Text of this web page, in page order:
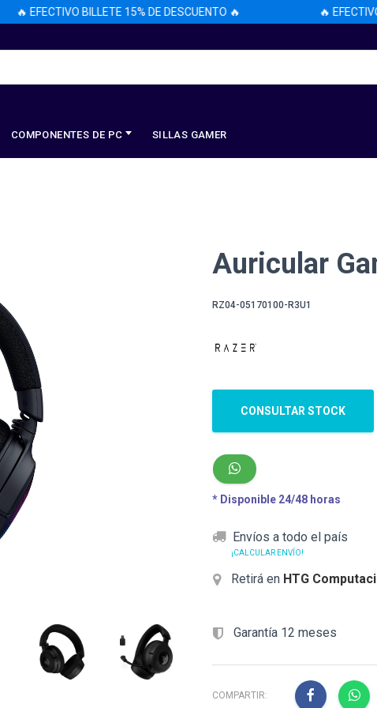
🔥 EFECTIVO BILLETE 15% DE DESCUENTO 🔥 🔥 EFECTIVO
COMPONENTES DE PC SILLAS GAMER
Auricular
RZ04-05170100-R3U1
CONSULTAR STOCK
* Disponible 24/48 horas
Envíos a todo el país
¡CALCULAR ENVÍO!
Retirá en HTG
Garantía 12 meses
COMPARTIR: